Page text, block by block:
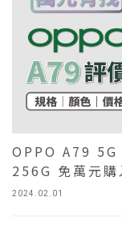
2024.02.01
OPPO A79 5G
256G 免萬元購